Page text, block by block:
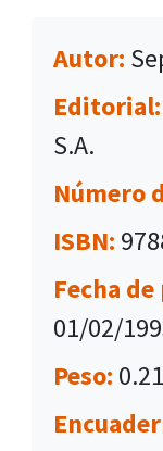
Autor:
Editorial:
S.A.
Número
ISBN:
Fecha
01/02/
Peso: